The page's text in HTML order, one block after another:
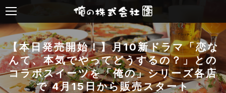
【本日発売開始！】月10新ドラマ「恋な
んて、本気でやってどうするの？」との
コラボスイーツを「俺の」シリーズ各店
で 4月15日から販売スタート